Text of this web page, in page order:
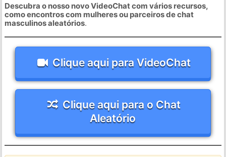
Descubra o nosso novo VideoChat com vários recursos,
como encontros com mulheres ou parceiros de chat
masculinos aleatórios.
Clique aqui para VideoChat
Clique aqui para o Chat
Aleatório